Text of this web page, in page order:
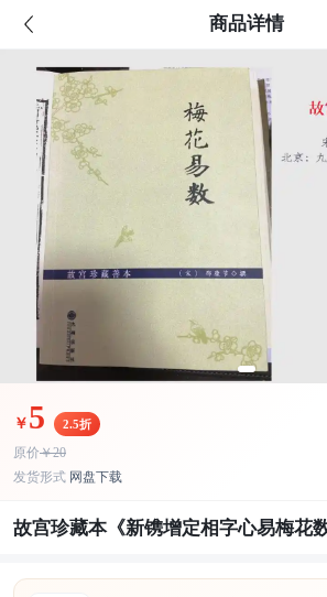
商品详情
￥ 5 2.5折
原价￥20
发货形式 网盘下载
故宫珍藏本《新镌增定相字心易梅花